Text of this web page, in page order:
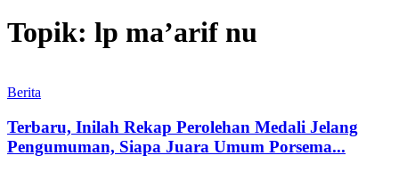
Topik: lp ma’arif nu
Berita
Terbaru, Inilah Rekap Perolehan Medali Jelang
Pengumuman, Siapa Juara Umum Porsema...